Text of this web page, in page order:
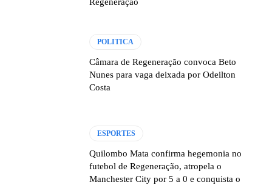
POLITICA
Câmara de Regeneração convoca Beto
Nunes para vaga deixada por Odeilton
Costa
ESPORTES
Quilombo Mata confirma hegemonia no
futebol de Regeneração, atropela o
Manchester City por 5 a 0 e conquista o